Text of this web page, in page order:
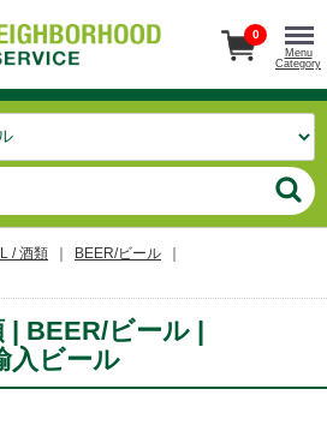
0
Menu
Category
/ 酒類
BEER/ビール
| BEER/ビール |
入ビール